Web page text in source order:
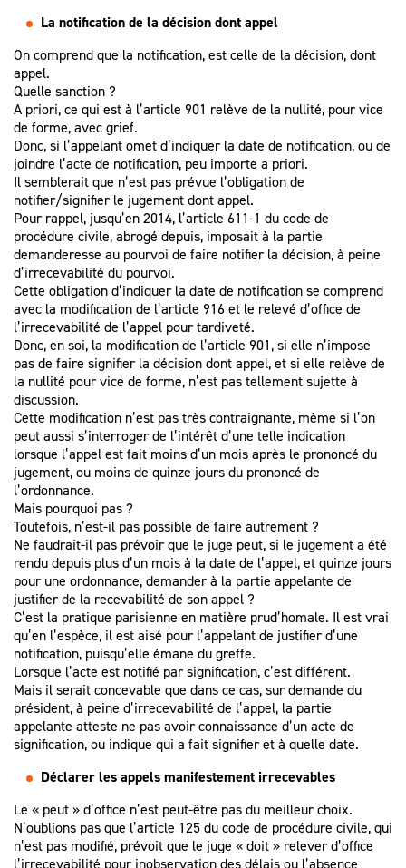
La notification de la décision dont appel
On comprend que la notification, est celle de la décision, dont
appel.
Quelle sanction ?
A priori, ce qui est à l’article 901 relève de la nullité, pour vice
de forme, avec grief.
Donc, si l’appelant omet d’indiquer la date de notification, ou de
joindre l’acte de notification, peu importe a priori.
Il semblerait que n’est pas prévue l’obligation de
notifier/signifier le jugement dont appel.
Pour rappel, jusqu’en 2014, l’article 611-1 du code de
procédure civile, abrogé depuis, imposait à la partie
demanderesse au pourvoi de faire notifier la décision, à peine
d’irrecevabilité du pourvoi.
Cette obligation d’indiquer la date de notification se comprend
avec la modification de l’article 916 et le relevé d’office de
l’irrecevabilité de l’appel pour tardiveté.
Donc, en soi, la modification de l’article 901, si elle n’impose
pas de faire signifier la décision dont appel, et si elle relève de
la nullité pour vice de forme, n’est pas tellement sujette à
discussion.
Cette modification n’est pas très contraignante, même si l’on
peut aussi s’interroger de l’intérêt d’une telle indication
lorsque l’appel est fait moins d’un mois après le prononcé du
jugement, ou moins de quinze jours du prononcé de
l’ordonnance.
Mais pourquoi pas ?
Toutefois, n’est-il pas possible de faire autrement ?
Ne faudrait-il pas prévoir que le juge peut, si le jugement a été
rendu depuis plus d’un mois à la date de l’appel, et quinze jours
pour une ordonnance, demander à la partie appelante de
justifier de la recevabilité de son appel ?
C’est la pratique parisienne en matière prud’homale. Il est vrai
qu’en l’espèce, il est aisé pour l’appelant de justifier d’une
notification, puisqu’elle émane du greffe.
Lorsque l’acte est notifié par signification, c’est différent.
Mais il serait concevable que dans ce cas, sur demande du
président, à peine d’irrecevabilité de l’appel, la partie
appelante atteste ne pas avoir connaissance d’un acte de
signification, ou indique qui a fait signifier et à quelle date.
Déclarer les appels manifestement irrecevables
Le « peut » d’office n’est peut-être pas du meilleur choix.
N’oublions pas que l’article 125 du code de procédure civile, qui
n’est pas modifié, prévoit que le juge « doit » relever d’office
l’irrecevabilité pour inobservation des délais ou l’absence